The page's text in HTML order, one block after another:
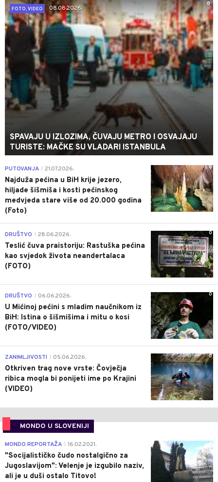
0
FOTO, VIDEO
08.08.2026.
SPAVAJU U IZLOZIMA, ČUVAJU METRO I OSVAJAJU
TURISTE: MAČKE SU VLADARI ISTANBULA
0
PUTOVANJA 21.07.2026.
Najduža pećina u BiH krije jezero,
hiljade šišmiša i kosti pećinskog
medvjeda stare više od 20.000 godina
(Foto)
0
DRUŠTVO 28.06.2026.
Teslić čuva praistoriju: Rastuška pećina
kao svjedok života neandertalaca
(FOTO)
0
DRUŠTVO 06.06.2026.
U Mićinoj pećini s mladim naučnikom iz
BiH: Istina o šišmišima i mitu o kosi
(FOTO/VIDEO)
0
ZANIMLJIVOSTI 05.06.2026.
Otkriven trag nove vrste: Čovječja
ribica mogla bi ponijeti ime po Krajini
(VIDEO)
MONDO U SLOVENIJI
4
MONDO REPORTAŽA 16.02.2021.
"Socijalističko čudo nostalgično za
Jugoslavijom": Velenje je izgubilo naziv,
ali je u duši ostalo Titovo!